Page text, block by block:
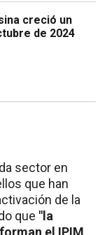
creció un
de 2024
sector en
que han
de la
que "la
el IPIM